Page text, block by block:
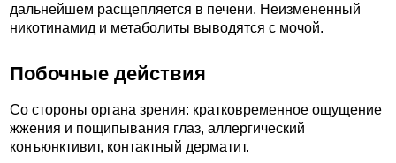
дальнейшем расщепляется в печени. Неизмененный
никотинамид и метаболиты выводятся с мочой.
Побочные действия
Со стороны органа зрения: кратковременное ощущение
жжения и пощипывания глаз, аллергический
конъюнктивит, контактный дерматит.